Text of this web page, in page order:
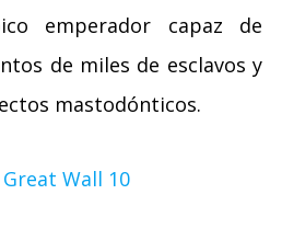
emperador capaz de
de miles de esclavos y
mastodónticos.